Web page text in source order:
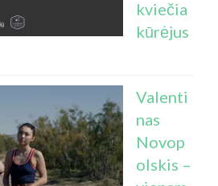
kviečia
kūrėjus
Valenti
nas
Novop
olskis –